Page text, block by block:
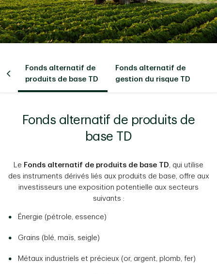
Fonds alternatif de
produits de base TD
Fonds alternatif de
gestion du risque TD
Fonds alternatif de produits de
base TD
Le Fonds alternatif de produits de base TD, qui utilise
des instruments dérivés liés aux produits de base, offre aux
investisseurs une exposition potentielle aux secteurs
suivants :
Énergie (pétrole, essence)
Grains (blé, maïs, seigle)
Métaux industriels et précieux (or, argent, plomb, fer)